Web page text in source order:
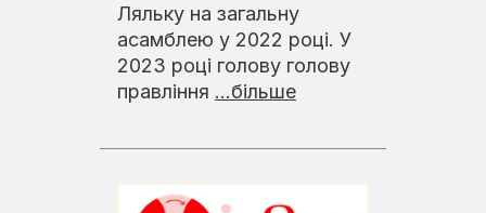
Ляльку на загальну
асамблею у 2022 році. У
2023 році голову голову
правління ...більше